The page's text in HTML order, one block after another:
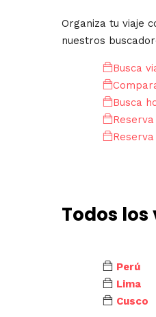
Organiza tu viaje
nuestros
Busca
Busca
Todos
Perú
Lima
Cusco